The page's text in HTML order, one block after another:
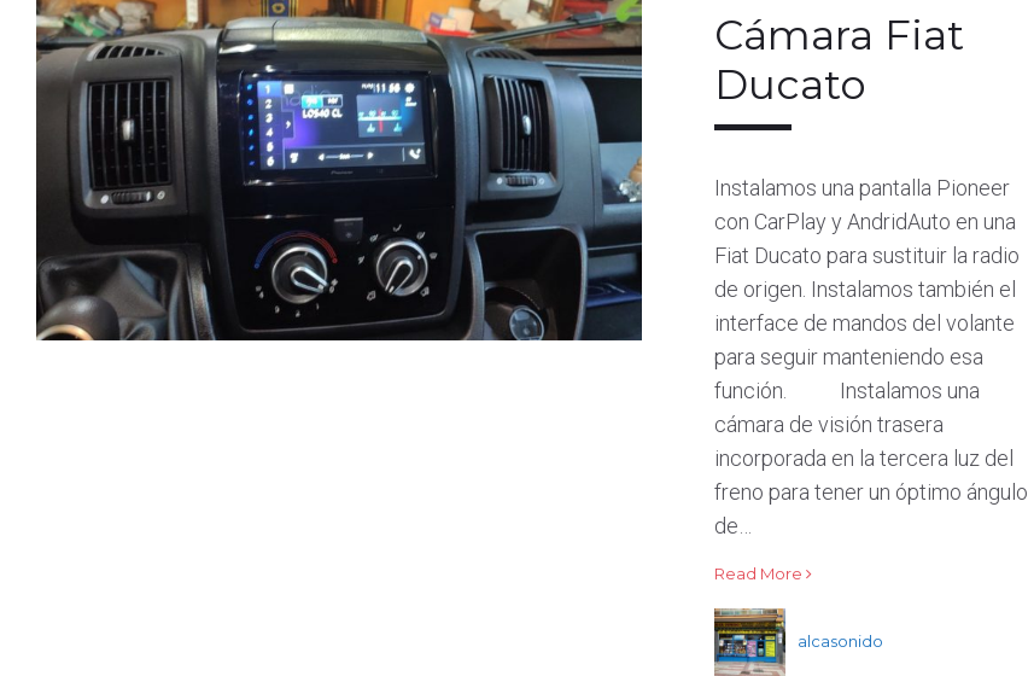
15
DE
DICIEMBRE
Cámara Fiat
Ducato
Instalamos una pantalla Pioneer
con CarPlay y AndridAuto en una
Fiat Ducato para sustituir la radio
de origen. Instalamos también el
interface de mandos del volante
para seguir manteniendo esa
función. Instalamos una
cámara de visión trasera
incorporada en la tercera luz del
freno para tener un óptimo ángulo
de…
Read More
alcasonido